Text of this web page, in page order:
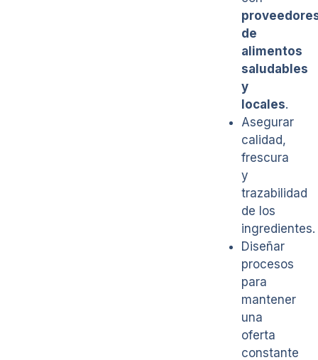
de
alimentos
saludables
y
locales.
Asegurar
calidad,
frescura
y
trazabilidad
de los
ingredientes.
Diseñar
procesos
para
mantener
una
oferta
constante